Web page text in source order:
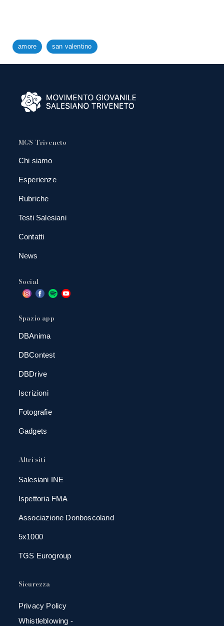
amore san valentino
MGS Triveneto
Chi siamo
Esperienze
Rubriche
Testi Salesiani
Contatti
News
Social
Spazio app
DBAnima
DBContest
DBDrive
Iscrizioni
Fotografie
Gadgets
Altri siti
Salesiani INE
Ispettoria FMA
Associazione Donboscoland
5x1000
TGS Eurogroup
Sicurezza
Privacy Policy
Whistleblowing -